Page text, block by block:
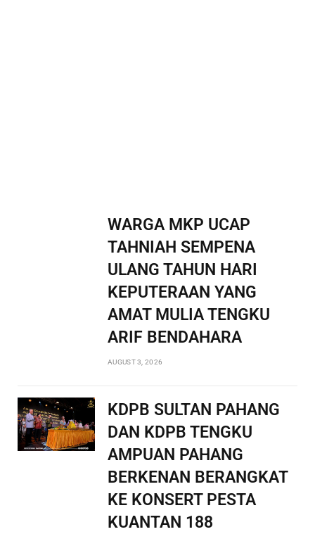
WARGA MKP UCAP
TAHNIAH SEMPENA
ULANG TAHUN HARI
KEPUTERAAN YANG
AMAT MULIA TENGKU
ARIF BENDAHARA
AUGUST 3, 2026
KDPB SULTAN PAHANG
DAN KDPB TENGKU
AMPUAN PAHANG
BERKENAN BERANGKAT
KE KONSERT PESTA
KUANTAN 188